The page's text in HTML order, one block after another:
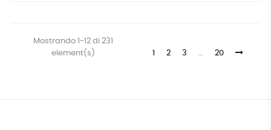
Mostrando 1-12 di 231
element(s)
1 2 3 … 20